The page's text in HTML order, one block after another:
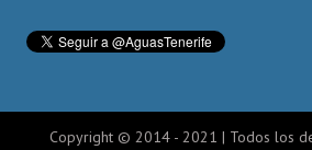
Copyright © 2014 - 2021 | Todos los